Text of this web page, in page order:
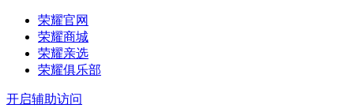
荣耀官网
荣耀商城
荣耀亲选
荣耀俱乐部
开启辅助访问